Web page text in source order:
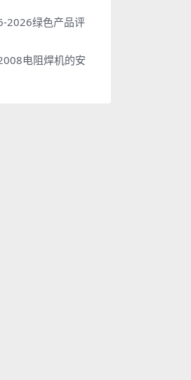
2026绿色产品评
电阻焊机的安